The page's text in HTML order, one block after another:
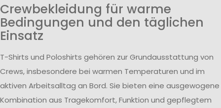
Crewbekleidung für warme
Bedingungen und den täglichen
Einsatz
T-Shirts und Poloshirts gehören zur Grundausstattung von
Crews, insbesondere bei warmen Temperaturen und im
aktiven Arbeitsalltag an Bord. Sie bieten eine ausgewogene
Kombination aus Tragekomfort, Funktion und gepflegtem